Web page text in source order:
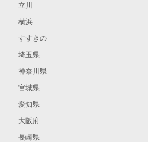
立川
横浜
すすきの
埼玉県
神奈川県
宮城県
愛知県
大阪府
長崎県